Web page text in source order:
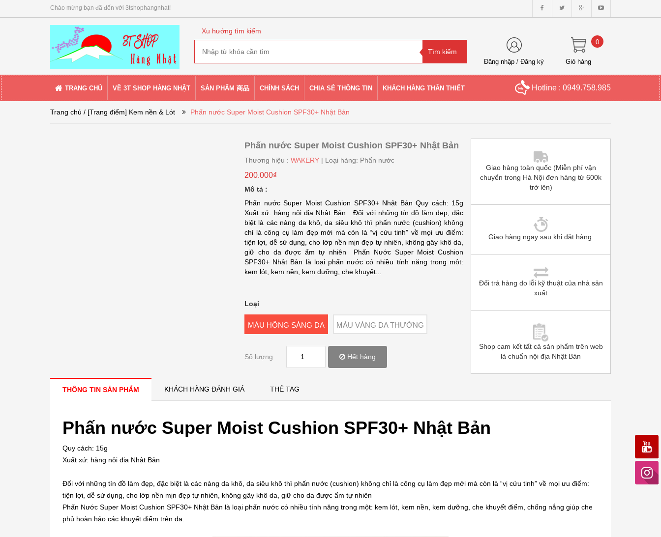
Chào mừng bạn đã đến với 3tshophangnhat!
Xu hướng tìm kiếm
Đăng nhập /Đăng ký Giỏ hàng
0
TRANG CHỦ VỀ 3T SHOP HÀNG NHẬT SẢN PHẨM 商品 CHÍNH SÁCH CHIA SẺ THÔNG TIN KHÁCH HÀNG THÂN THIẾT Hotline : 0949.758.985
Trang chủ / [Trang điểm] Kem nền & Lót Phấn nước Super Moist Cushion SPF30+ Nhật Bản
Phấn nước Super Moist Cushion SPF30+ Nhật Bản
Thương hiệu : WAKERY | Loại hàng: Phấn nước
200.000₫
Mô tả :
Phấn nước Super Moist Cushion SPF30+ Nhật Bản Quy cách: 15g
Xuất xứ: hàng nội địa Nhật Bản Đối với những tín đồ làm đẹp, đặc
biệt là các nàng da khô, da siêu khô thì phấn nước (cushion) không
chỉ là công cụ làm đẹp mới mà còn là “vị cứu tinh” về mọi ưu điểm:
tiện lợi, dễ sử dụng, cho lớp nền mịn đẹp tự nhiên, không gây khô da,
giữ cho da được ẩm tự nhiên Phấn Nước Super Moist Cushion
SPF30+ Nhật Bản là loại phấn nước có nhiều tính năng trong một:
kem lót, kem nền, kem dưỡng, che khuyết...
Loại
MÀU HỒNG SÁNG DA MÀU VÀNG DA THƯỜNG
Số lượng Hết hàng
Giao hàng toàn quốc (Miễn phí vận
chuyển trong Hà Nội đơn hàng từ 600k
trở lên)
Giao hàng ngay sau khi đặt hàng.
Đổi trả hàng do lỗi kỹ thuật của nhà sản
xuất
Shop cam kết tất cả sản phẩm trên web
là chuẩn nội địa Nhật Bản
THÔNG TIN SẢN PHẨM KHÁCH HÀNG ĐÁNH GIÁ THẺ TAG
Phấn nước Super Moist Cushion SPF30+ Nhật Bản
Quy cách: 15g
Xuất xứ: hàng nội địa Nhật Bản
Đối với những tín đồ làm đẹp, đặc biệt là các nàng da khô, da siêu khô thì phấn nước (cushion) không chỉ là công cụ làm đẹp mới mà còn là “vị cứu tinh” về mọi ưu điểm:
tiện lợi, dễ sử dụng, cho lớp nền mịn đẹp tự nhiên, không gây khô da, giữ cho da được ẩm tự nhiên
Phấn Nước Super Moist Cushion SPF30+ Nhật Bản là loại phấn nước có nhiều tính năng trong một: kem lót, kem nền, kem dưỡng, che khuyết điểm, chống nắng giúp che
phủ hoàn hảo các khuyết điểm trên da.